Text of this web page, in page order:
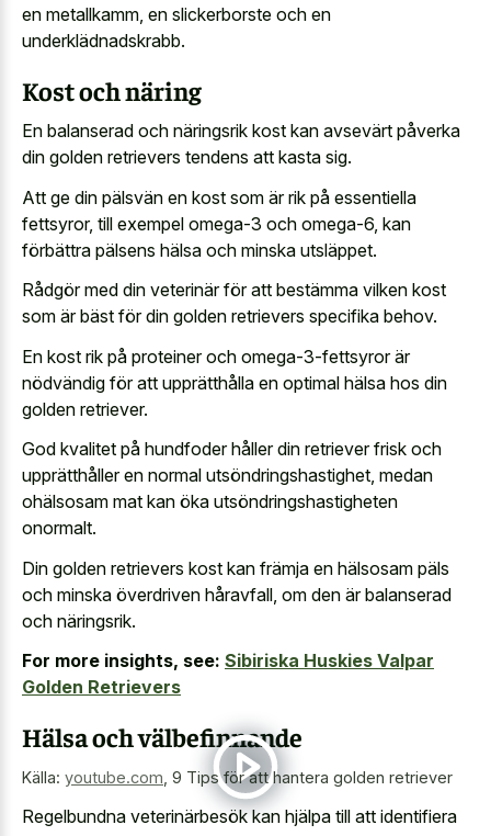
en metallkamm, en slickerborste och en
underklädnadskrabb.
Kost och näring
En balanserad och näringsrik kost kan avsevärt påverka
din golden retrievers tendens att kasta sig.
Att ge din pälsvän en kost som är rik på essentiella
fettsyror, till exempel omega-3 och omega-6, kan
förbättra pälsens hälsa och minska utsläppet.
Rådgör med din veterinär för att bestämma vilken kost
som är bäst för din golden retrievers specifika behov.
En kost rik på proteiner och omega-3-fettsyror är
nödvändig för att upprätthålla en optimal hälsa hos din
golden retriever.
God kvalitet på hundfoder håller din retriever frisk och
upprätthåller en normal utsöndringshastighet, medan
ohälsosam mat kan öka utsöndringshastigheten
onormalt.
Din golden retrievers kost kan främja en hälsosam päls
och minska överdriven håravfall, om den är balanserad
och näringsrik.
For more insights, see: Sibiriska Huskies Valpar
Golden Retrievers
Hälsa och välbefinnande
Källa: youtube.com 9 Tips för att hantera golden retriever
Regelbundna veterinärbesök kan hjälpa till att identifiera